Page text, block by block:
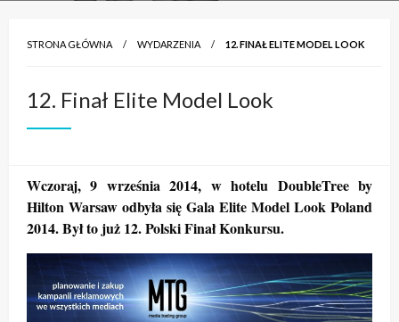
STRONA GŁÓWNA WYDARZENIA 12. FINAŁ ELITE MODEL LOOK
12. Finał Elite Model Look
Wczoraj, 9 września 2014, w hotelu DoubleTree by
Hilton Warsaw odbyła się Gala Elite Model Look Poland
2014. Był to już 12. Polski Finał Konkursu.